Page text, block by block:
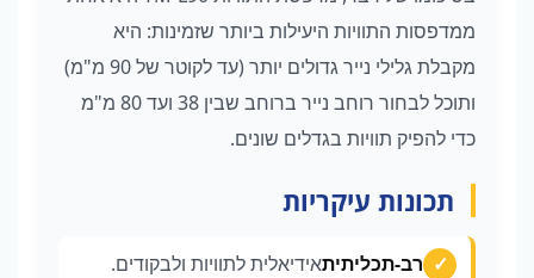
ממדפסות התוויות היעילות ביותר שזמינות: היא
מקבלת גלילי נייר גדולים יותר (עד לקוטר של 90 מ"מ)
ותוכל לבחור רוחב נייר ברוחב שבין 38 ועד 80 מ"מ
כדי להפיק תוויות בגדלים שונים.
תכונות עיקריות
רב-תכליתיתאידיאלית לתוויות ולבקודים.